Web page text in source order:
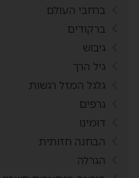
ברחבי העולם
ברקודים
גיבוש
גיל הרך
גלגל המזל רגשות
גרפים
דומינו
הבחנה חזותית
הגרלה